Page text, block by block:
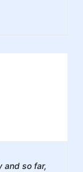
and so far,